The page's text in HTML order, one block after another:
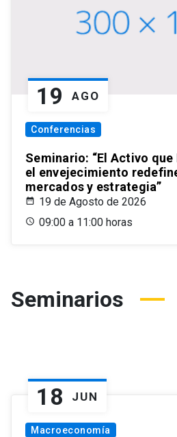
19 AGO
Conferencias
Seminario: “El Activo
el envejecimiento
mercados y estrategia”
19 de Agosto de 2026
09:00 a 11:00 horas
Seminarios
18 JUN
Macroeconomía